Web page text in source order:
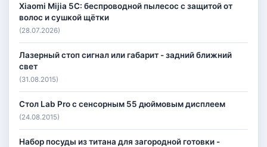
Xiaomi Mijia 5C: беспроводной пылесос с защитой от
волос и сушкой щётки
(28.07.2026)
Лазерный стоп сигнал или габарит - задний ближний
свет
(31.08.2015)
Стол Lab Pro с сенсорным 55 дюймовым дисплеем
(24.08.2015)
Набор посуды из титана для загородной готовки -